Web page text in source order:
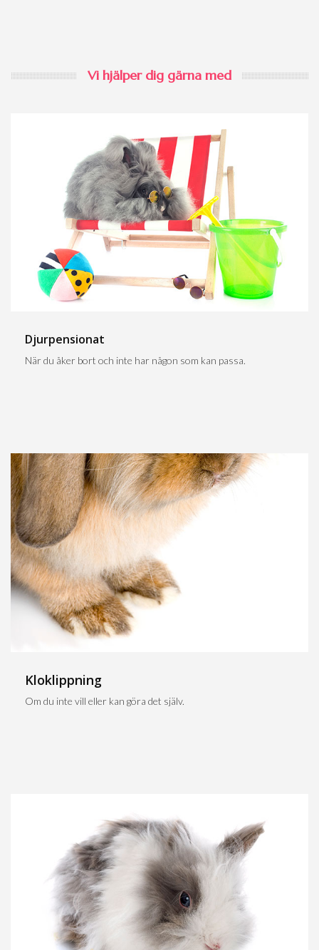
Vi hjälper dig gärna med
Djurpensionat
När du åker bort och inte har någon som kan passa.
Kloklippning
Om du inte vill eller kan göra det själv.